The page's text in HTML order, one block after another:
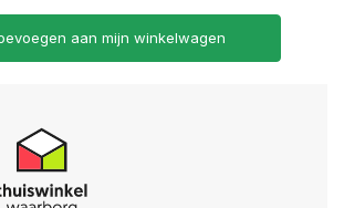
aan mijn winkelwagen